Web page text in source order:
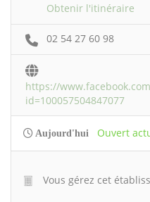
Obtenir l'itinéraire
02 54 27 60 98
https://
id=100057504847077
Aujourd'hui Ouvert
Vous gérez cet